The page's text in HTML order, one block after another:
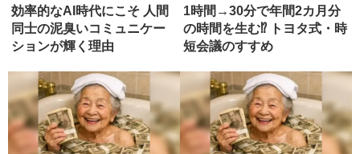
効率的なAI時代にこそ 人間
同士の泥臭いコミュニケー
ションが輝く理由
1時間→30分で年間2カ月分
の時間を生む⁉ トヨタ式・時
短会議のすすめ